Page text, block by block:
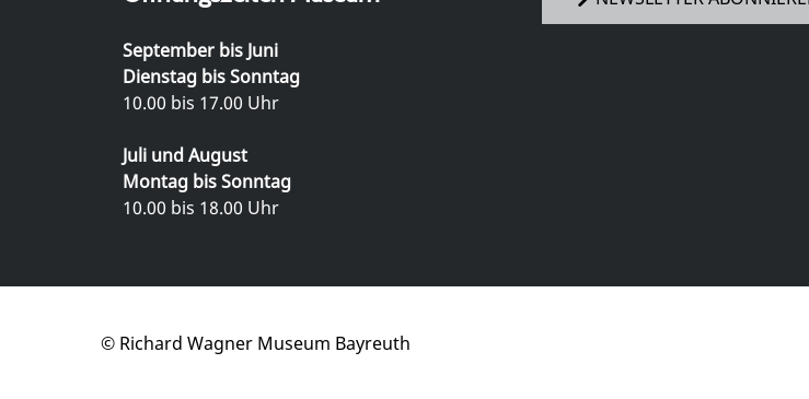
September bis Juni
Dienstag bis Sonntag
10.00 bis 17.00 Uhr
Juli und August
Montag bis Sonntag
10.00 bis 18.00 Uhr
© Richard Wagner Museum Bayreuth